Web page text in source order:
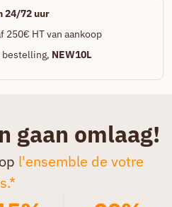
24/72 uur
250€ HT van aankoop
bestelling, NEW10L
gaan omlaag!
l'ensemble de votre